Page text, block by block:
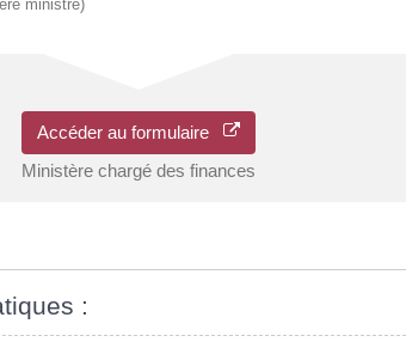
ministre)
Accéder au formulaire
Ministère chargé des finances
: